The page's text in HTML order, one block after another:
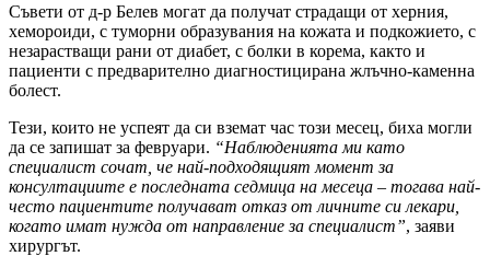
Съвети от д-р Белев могат да получат страдащи от херния,
хемороиди, с туморни образувания на кожата и подкожието, с
незарастващи рани от диабет, с болки в корема, както и
пациенти с предварително диагностицирана жлъчно-каменна
болест.
Тези, които не успеят да си вземат час този месец, биха могли
да се запишат за февруари. “Наблюденията ми като
специалист сочат, че най-подходящият момент за
консултациите е последната седмица на месеца – тогава най-
често пациентите получават отказ от личните си лекари,
когато имат нужда от направление за специалист”, заяви
хирургът.